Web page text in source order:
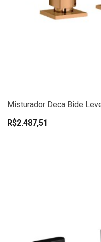
Misturador Deca Bide
R$2.487,51